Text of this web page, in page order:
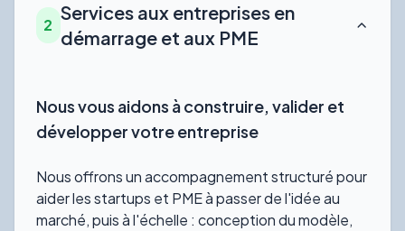
2
Services aux entreprises en
démarrage et aux PME
Nous vous aidons à construire, valider et
développer votre entreprise
Nous offrons un accompagnement structuré pour
aider les startups et PME à passer de l'idée au
marché, puis à l'échelle : conception du modèle,